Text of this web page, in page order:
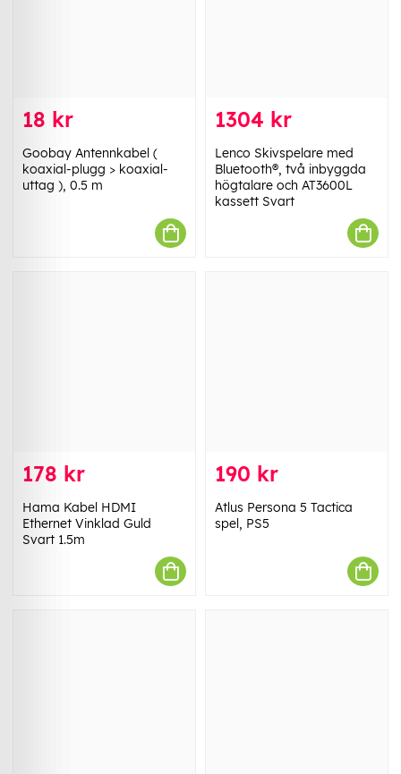
18 kr
Goobay Antennkabel (
koaxial-plugg > koaxial-
uttag ), 0.5 m
1304 kr
Lenco Skivspelare med
Bluetooth®, två inbyggda
högtalare och AT3600L
kassett Svart
178 kr
Hama Kabel HDMI
Ethernet Vinklad Guld
Svart 1.5m
190 kr
Atlus Persona 5 Tactica
spel, PS5